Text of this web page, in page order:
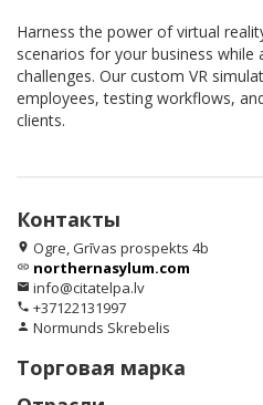
Harness the power of virtual
scenarios for your business while
challenges. Our custom VR
employees, testing workflows,
clients.
Контакты
location_on Ogre, Grīvas prospekts 4b
link northernasylum.com
email info@citatelpa.lv
phone +37122131997
person Normunds Skrebelis
Торговая марка